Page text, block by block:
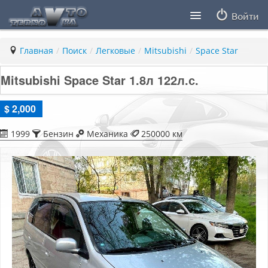
Войти
Статьи
ПДД ПМР
Главная / Поиск / Легковые / Mitsubishi / Space Star
Mitsubishi Space Star 1.8л 122л.с.
$ 2,000
1999 Бензин Механика 250000 км